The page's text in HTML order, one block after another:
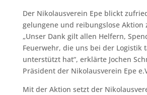
Der Nikolausverein Epe blickt
gelungene und reibungslose Aktion
„Unser Dank gilt allen Helfern,
Feuerwehr, die uns bei der Logistik
unterstützt hat“, erklärte Jochen
Präsident der Nikolausverein Epe
Mit der Aktion setzt der